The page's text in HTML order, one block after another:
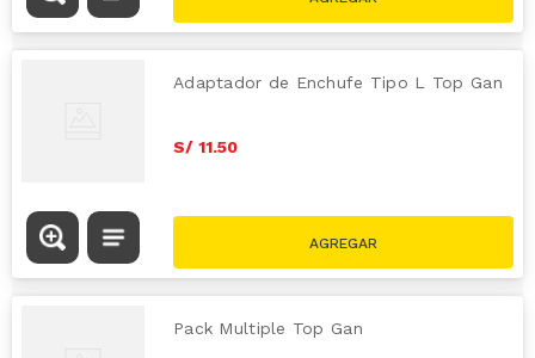
Adaptador de Enchufe Tipo L Top Gan
S/ 11.50
Pack Multiple Top Gan